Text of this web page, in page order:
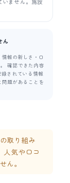
ん
報の新しさ・口
確認できた内容
されている情報
題があることを
取り組み
人気や口コ
ん。